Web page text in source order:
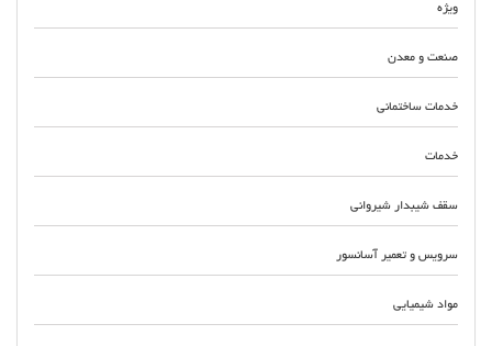
ویژه
صنعت و معدن
خدمات ساختمانی
خدمات
سقف شیبدار شیروانی
سرویس و تعمیر آسانسور
مواد شیمیایی